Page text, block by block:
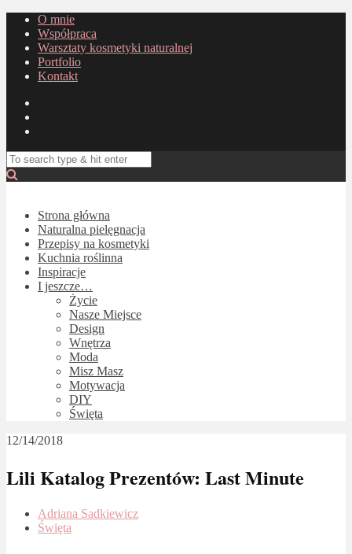
O mnie
Współpraca
Warsztaty kosmetyki naturalnej
Portfolio
Kontakt
Strona główna
Naturalna pielęgnacja
Przepisy na kosmetyki
Kuchnia roślinna
Inspiracje
I jeszcze…
Życie
Nasze Miejsce
Design
Wnętrza
Moda
Misz Masz
Motywacja
DIY
Święta
12/14/2018
Lili Katalog Prezentów: Last Minute
Adriana Sadkiewicz
Święta